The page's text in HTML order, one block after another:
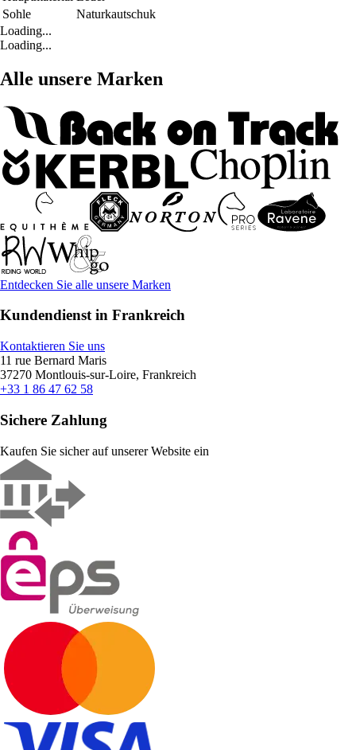
Sohle
Naturkautschuk
Loading...
Loading...
Alle unsere Marken
Entdecken Sie alle unsere Marken
Kundendienst in Frankreich
Kontaktieren Sie uns
11 rue Bernard Maris
37270 Montlouis-sur-Loire, Frankreich
+33 1 86 47 62 58
Sichere Zahlung
Kaufen Sie sicher auf unserer Website ein